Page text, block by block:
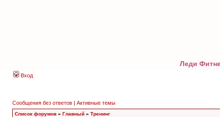
Леди
Вход
Сообщения без ответов | Активные темы
Список форумов » Главный » Тренинг